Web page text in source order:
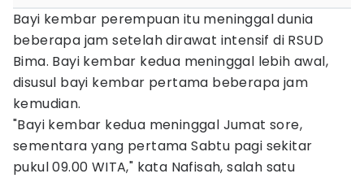
Bayi kembar perempuan itu meninggal dunia
beberapa jam setelah dirawat intensif di RSUD
Bima. Bayi kembar kedua meninggal lebih awal,
disusul bayi kembar pertama beberapa jam
kemudian.
"Bayi kembar kedua meninggal Jumat sore,
sementara yang pertama Sabtu pagi sekitar
pukul 09.00 WITA," kata Nafisah, salah satu